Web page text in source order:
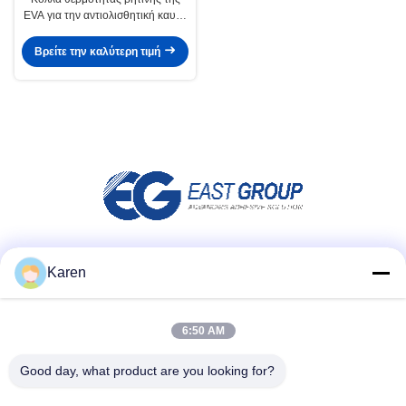
EVA για την αντιολισθητική καυτή
υφάσματος
Βρείτε την καλύτερη τιμή
Karen
6:50 AM
Good day, what product are you looking for?